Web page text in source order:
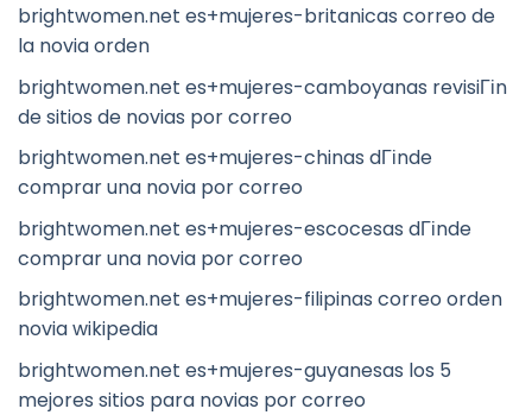
brightwomen.net es+mujeres-britanicas correo de
la novia orden
brightwomen.net es+mujeres-camboyanas revisiГіn
de sitios de novias por correo
brightwomen.net es+mujeres-chinas dГіnde
comprar una novia por correo
brightwomen.net es+mujeres-escocesas dГіnde
comprar una novia por correo
brightwomen.net es+mujeres-filipinas correo orden
novia wikipedia
brightwomen.net es+mujeres-guyanesas los 5
mejores sitios para novias por correo